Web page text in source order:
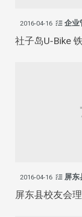
2016-04-16 企业
社子岛U-Bike
2016-04-16 屏东
屏东县校友会